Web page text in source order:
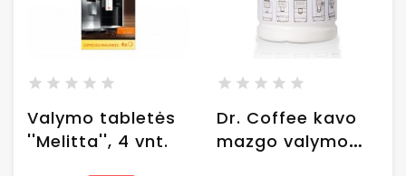
Valymo tabletės
''Melitta'', 4 vnt.
Dr. Coffee kavo
mazgo valymo